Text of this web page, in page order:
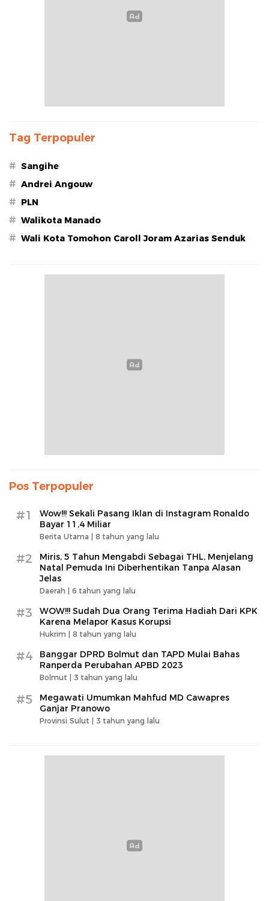
Tag Terpopuler
# Sangihe
# Andrei Angouw
# PLN
# Walikota Manado
# Wali Kota Tomohon Caroll Joram Azarias Senduk
Pos Terpopuler
#1
Wow!!! Sekali Pasang Iklan di Instagram Ronaldo
Bayar 11,4 Miliar
Berita Utama | 8 tahun yang lalu
#2
Miris, 5 Tahun Mengabdi Sebagai THL, Menjelang
Natal Pemuda Ini Diberhentikan Tanpa Alasan
Jelas
Daerah | 6 tahun yang lalu
#3
WOW!!! Sudah Dua Orang Terima Hadiah Dari KPK
Karena Melapor Kasus Korupsi
Hukrim | 8 tahun yang lalu
#4
Banggar DPRD Bolmut dan TAPD Mulai Bahas
Ranperda Perubahan APBD 2023
Bolmut | 3 tahun yang lalu
#5
Megawati Umumkan Mahfud MD Cawapres
Ganjar Pranowo
Provinsi Sulut | 3 tahun yang lalu